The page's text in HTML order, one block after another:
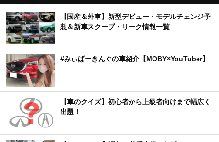
【国産＆外車】新型デビュー・モデルチェンジ予
想＆新車スクープ・リーク情報一覧
#みぃぱーきんぐの車紹介【MOBY×YouTuber】
【車のクイズ】初心者から上級者向けまで幅広く
出題！